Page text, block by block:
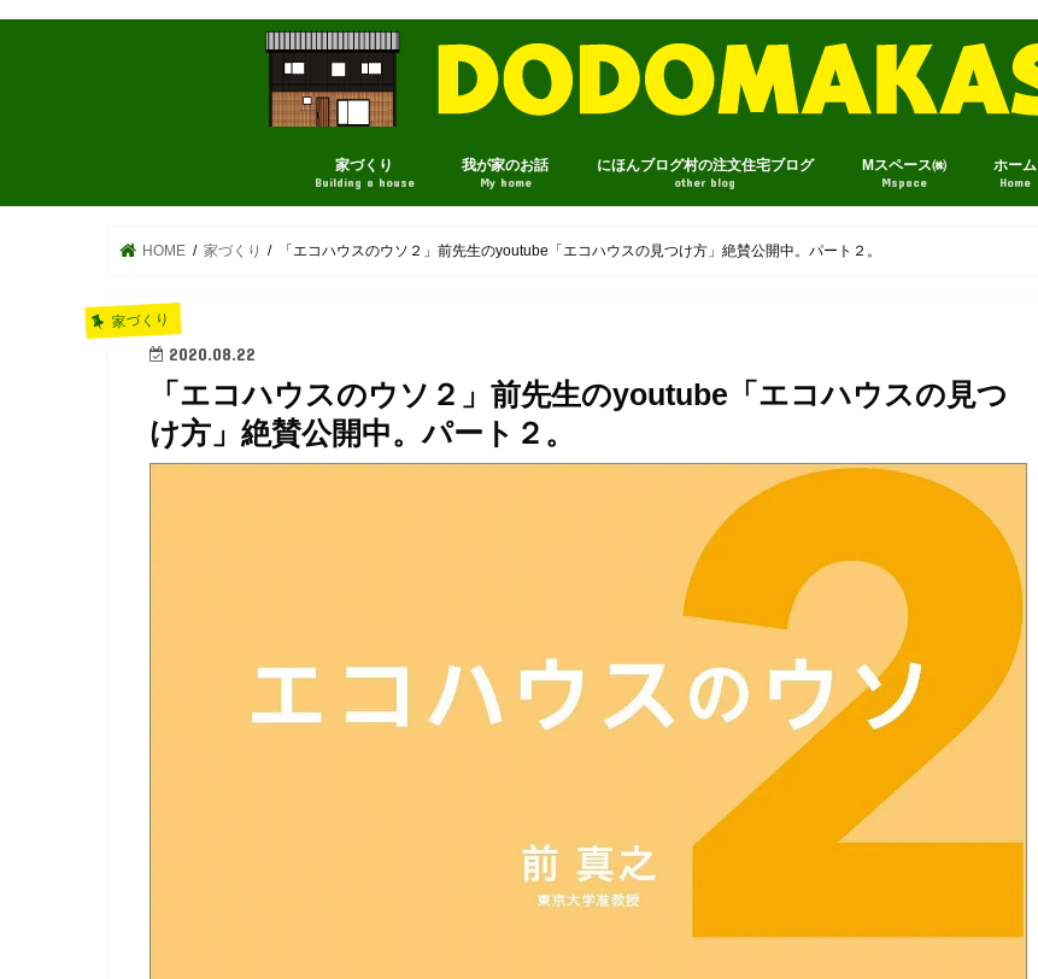
家づくり
Building a house
我が家のお話
My home
にほんブログ村の注文住宅ブログ
other blog
Mスペース㈱
Mspace
ホーム
Home
HOME 家づくり 「エコハウスのウソ２」前先生のyoutube「エコハウスの見つけ方」絶賛公開中。パート２。
家づくり
2020.08.22
「エコハウスのウソ２」前先生のyoutube「エコハウスの見つ
け方」絶賛公開中。パート２。